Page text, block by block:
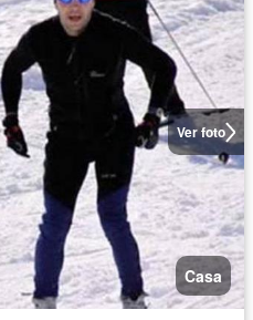
Ver foto
Casa